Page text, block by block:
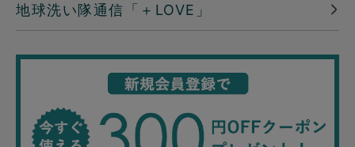
地球洗い隊通信「＋LOVE」